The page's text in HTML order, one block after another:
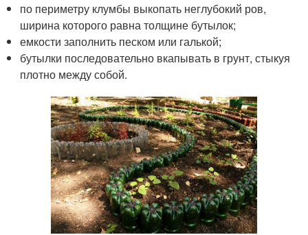
по периметру клумбы выкопать неглубокий ров,
ширина которого равна толщине бутылок;
емкости заполнить песком или галькой;
бутылки последовательно вкапывать в грунт, стыкуя
плотно между собой.